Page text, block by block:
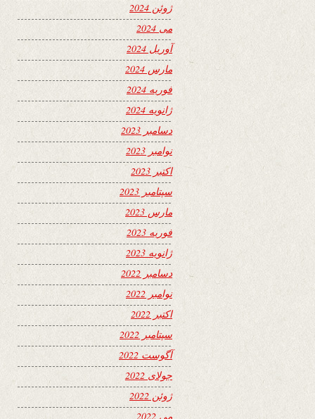
ژوئن 2024
می 2024
آوریل 2024
مارس 2024
فوریه 2024
ژانویه 2024
دسامبر 2023
نوامبر 2023
اکتبر 2023
سپتامبر 2023
مارس 2023
فوریه 2023
ژانویه 2023
دسامبر 2022
نوامبر 2022
اکتبر 2022
سپتامبر 2022
آگوست 2022
جولای 2022
ژوئن 2022
می 2022